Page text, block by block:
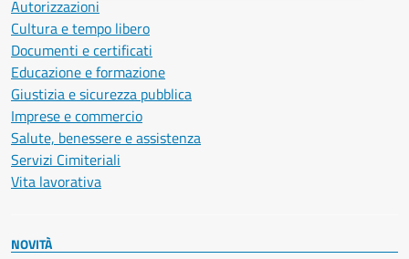
Autorizzazioni
Cultura e tempo libero
Documenti e certificati
Educazione e formazione
Giustizia e sicurezza pubblica
Imprese e commercio
Salute, benessere e assistenza
Servizi Cimiteriali
Vita lavorativa
NOVITÀ